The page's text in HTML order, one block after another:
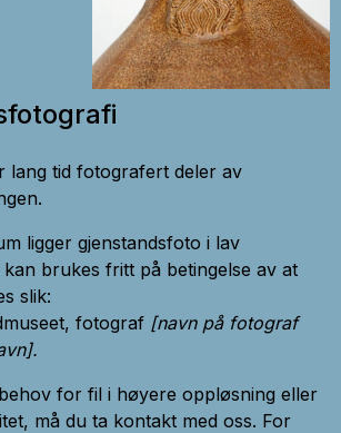
lang tid fotografert deler av
ligger gjenstandsfoto i lav
brukes fritt på betingelse av at
slik:
fotograf [navn på fotograf
for fil i høyere oppløsning eller
må du ta kontakt med oss. For